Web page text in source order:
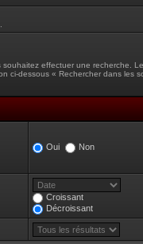
effectuer une recherche.
ci-dessous « Rechercher dans les
Oui Non
Croissant
Décroissant